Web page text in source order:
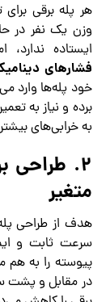
هر پله برقی
وزن یک نفر در
ایستاده
فشارهای
خود پله‌ها وارد
برده و نیاز به
به خرابی‌های
۲. طراحی
متغیر
هدف از طراحی
سرعت ثابت و
پیوسته را به هم
در مقابل و پشت